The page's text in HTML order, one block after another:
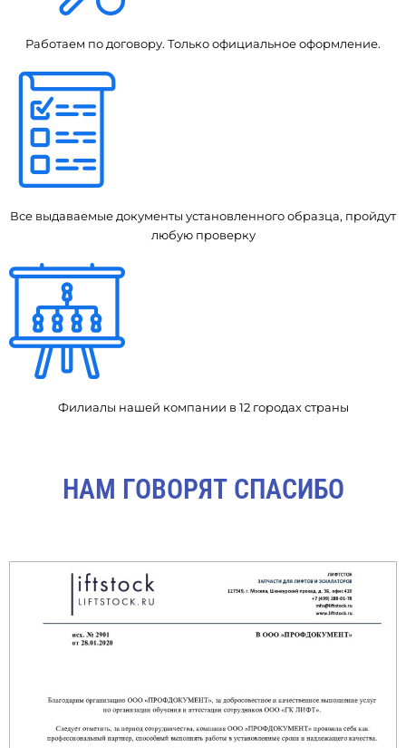
Работаем по договору. Только официальное оформление.
Все выдаваемые документы установленного образца, пройдут
любую проверку
Филиалы нашей компании в 12 городах страны
НАМ ГОВОРЯТ СПАСИБО